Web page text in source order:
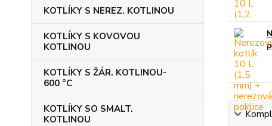
KOTLÍKY S NEREZ. KOTLINOU
KOTLÍKY S KOVOVOU
KOTLINOU
KOTLÍKY S ŽÁR. KOTLINOU-
600 °C
KOTLÍKY SO SMALT.
KOTLINOU